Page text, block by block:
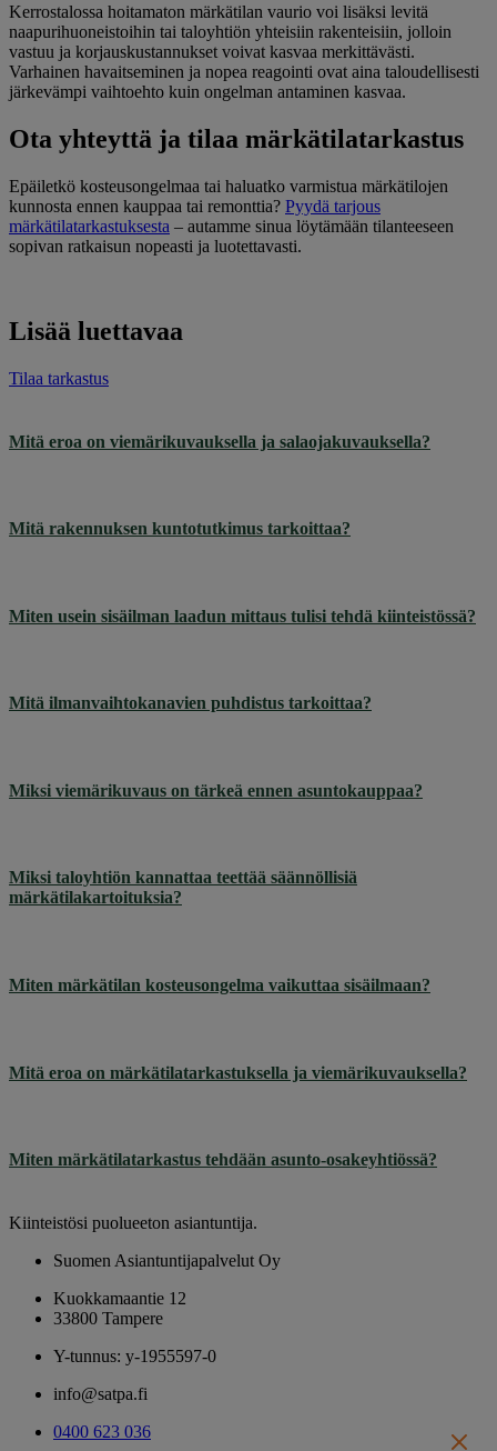
Kerrostalossa hoitamaton märkätilan vaurio voi lisäksi levitä
naapurihuoneistoihin tai taloyhtiön yhteisiin rakenteisiin, jolloin
vastuu ja korjauskustannukset voivat kasvaa merkittävästi.
Varhainen havaitseminen ja nopea reagointi ovat aina taloudellisesti
järkevämpi vaihtoehto kuin ongelman antaminen kasvaa.
Ota yhteyttä ja tilaa märkätilatarkastus
Epäiletkö kosteusongelmaa tai haluatko varmistua märkätilojen
kunnosta ennen kauppaa tai remonttia? Pyydä tarjous
märkätilatarkastuksesta – autamme sinua löytämään tilanteeseen
sopivan ratkaisun nopeasti ja luotettavasti.
Lisää luettavaa
Tilaa tarkastus
Mitä eroa on viemärikuvauksella ja salaojakuvauksella?
Mitä rakennuksen kuntotutkimus tarkoittaa?
Miten usein sisäilman laadun mittaus tulisi tehdä kiinteistössä?
Mitä ilmanvaihtokanavien puhdistus tarkoittaa?
Miksi viemärikuvaus on tärkeä ennen asuntokauppaa?
Miksi taloyhtiön kannattaa teettää säännöllisiä
märkätilakartoituksia?
Miten märkätilan kosteusongelma vaikuttaa sisäilmaan?
Mitä eroa on märkätilatarkastuksella ja viemärikuvauksella?
Miten märkätilatarkastus tehdään asunto-osakeyhtiössä?
Kiinteistösi puolueeton asiantuntija.
Suomen Asiantuntijapalvelut Oy
Kuokkamaantie 12
33800 Tampere
Y-tunnus: y-1955597-0
info@satpa.fi
0400 623 036